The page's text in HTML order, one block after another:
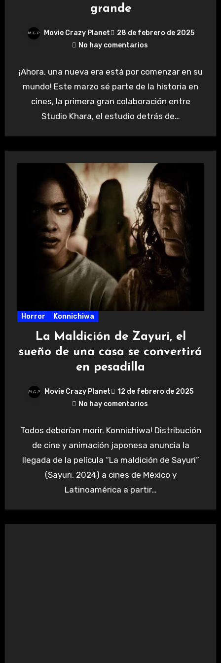
grande
Movie Crazy Planet
28 de febrero de 2025
No hay comentarios
¡Ahora, una nueva era está por comenzar en su
mundo! Este marzo sé parte de la historia en
cines, la primera gran colaboración entre
Studio Khara, el estudio detrás de…
Horror Konnichiwa
La Maldición de Zayuri, el
sueño de una casa se convertirá
en pesadilla
Movie Crazy Planet
12 de febrero de 2025
No hay comentarios
Todos deberían morir. Konnichiwa! Distribución
de cine y animación japonesa anuncia la
llegada de la película “La maldición de Sayuri”
(Sayuri, 2024) a cines de México y
Latinoamérica a partir…